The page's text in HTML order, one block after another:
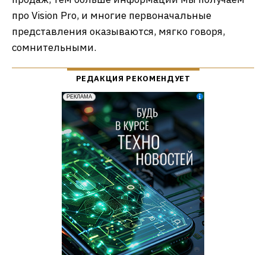
про Vision Pro, и многие первоначальные
представления оказываются, мягко говоря,
сомнительными.